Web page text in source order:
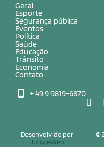
Geral
Esporte
Segurança pública
Eventos
Política
Saúde
Educação
Trânsito
Economia
Contato
+ 49 9 9819-6870
©
Desenvolvido por
JungleWeb